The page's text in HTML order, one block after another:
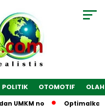
POLITIK OTOMOTIF
no Optimalkan